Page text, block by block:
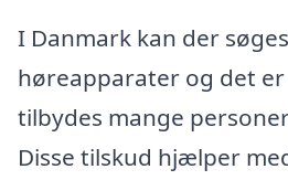
I Danmark kan der
høreapparater og det
tilbydes mange
Disse tilskud hjælper